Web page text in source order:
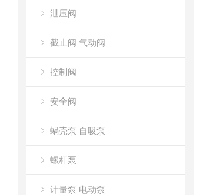
泄压阀
截止阀 气动阀
控制阀
安全阀
蜗壳泵 自吸泵
螺杆泵
计量泵 电动泵